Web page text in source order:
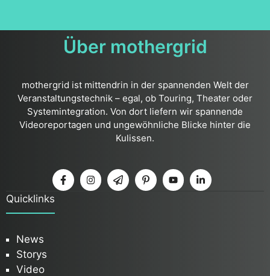
Über mothergrid
mothergrid ist mittendrin in der spannenden Welt der
Veranstaltungstechnik – egal, ob Touring, Theater oder
Systemintegration. Von dort liefern wir spannende
Videoreportagen und ungewöhnliche Blicke hinter die
Kulissen.
Quicklinks
News
Storys
Video